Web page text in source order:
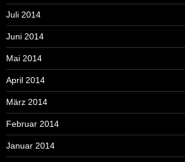
Juli 2014
Juni 2014
Mai 2014
April 2014
März 2014
Februar 2014
Januar 2014